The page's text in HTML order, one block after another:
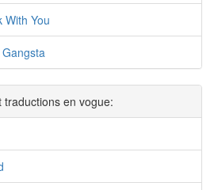
With You
en vogue: